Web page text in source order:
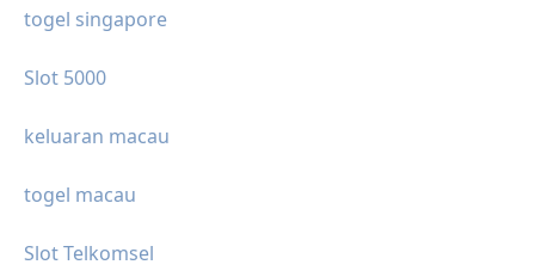
togel singapore
Slot 5000
keluaran macau
togel macau
Slot Telkomsel